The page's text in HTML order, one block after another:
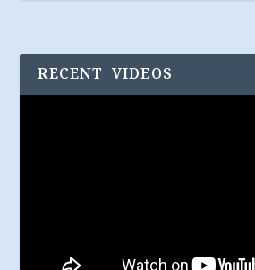
RECENT VIDEOS